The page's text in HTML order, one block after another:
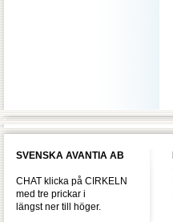
SVENSKA AVANTIA AB
CHAT klicka på CIRKELN
med tre prickar i
längst ner till höger.